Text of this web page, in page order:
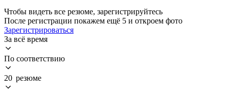
Чтобы видеть все резюме, зарегистрируйтесь
После регистрации покажем ещё 5 и откроем фото
Зарегистрироваться
За всё время
По соответствию
20 резюме